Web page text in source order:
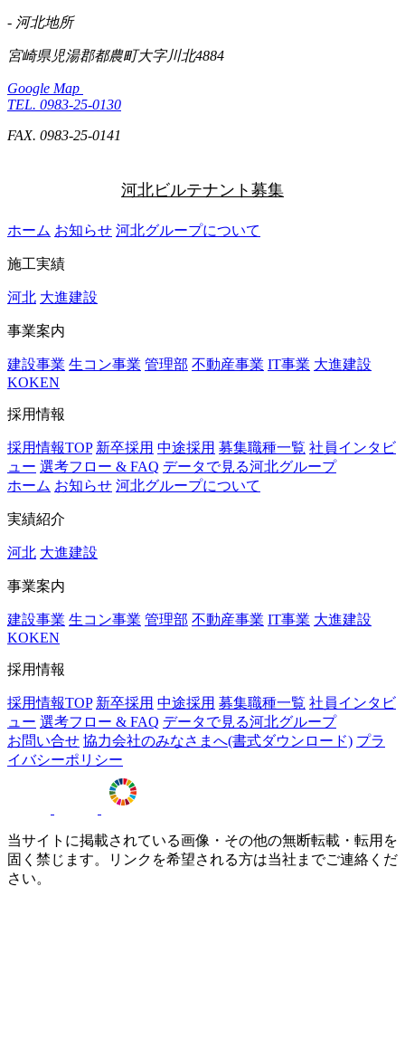
- 河北地所
宮崎県児湯郡都農町大字川北4884
Google Map
TEL. 0983-25-0130
FAX. 0983-25-0141
河北ビルテナント募集
ホーム お知らせ 河北グループについて
施工実績
河北 大進建設
事業案内
建設事業 生コン事業 管理部 不動産事業 IT事業 大進建設
KOKEN
採用情報
採用情報TOP 新卒採用 中途採用 募集職種一覧 社員インタビ
ュー 選考フロー & FAQ データで見る河北グループ
ホーム お知らせ 河北グループについて
実績紹介
河北 大進建設
事業案内
建設事業 生コン事業 管理部 不動産事業 IT事業 大進建設
KOKEN
採用情報
採用情報TOP 新卒採用 中途採用 募集職種一覧 社員インタビ
ュー 選考フロー & FAQ データで見る河北グループ
お問い合せ 協力会社のみなさまへ(書式ダウンロード) プラ
イバシーポリシー
当サイトに掲載されている画像・その他の無断転載・転用を
固く禁じます。リンクを希望される方は当社までご連絡くだ
さい。